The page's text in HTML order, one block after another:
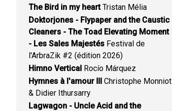
The Bird in my heartTristan Mélia
Doktorjones - Flypaper and the Caustic
Cleaners - The Toad Elevating Moment
- Les Sales Majestés Festival de
l'ArbraZik #2 (édition 2026)
Himno Vertical Rocío Márquez
Hymnes à l'amour III Christophe Monniot
& Didier Ithursarry
Lagwagon - Uncle Acid and the